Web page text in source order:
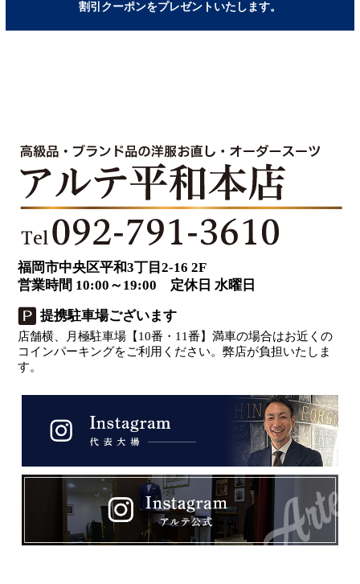
割引クーポンをプレゼントいたします。
福岡市中央区平和3丁目2-16 2F
営業時間 10:00～19:00 定休日 水曜日
提携駐車場ございます
店舗横、月極駐車場【10番・11番】満車の場合はお近くの
コインパーキングをご利用ください。弊店が負担いたしま
す。